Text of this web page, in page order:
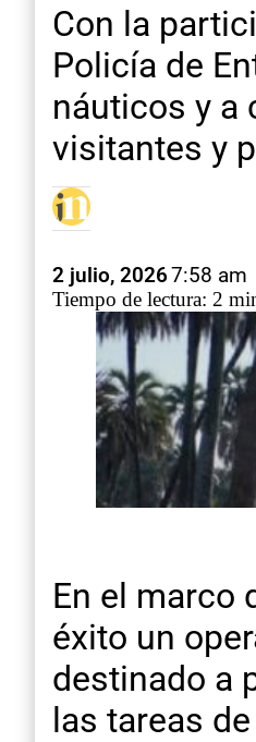
Con la
Policía de
náuticos y a
visitantes y
2 julio, 20267:58 am
Tiempo de lectura: 2
En el marco
éxito un
destinado a
las tareas